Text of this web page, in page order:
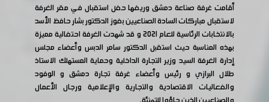
أقامت غرفة صناعة دمشق وريفها حفل استقبال في مقر الغرفة
لاستقبال مباركات السادة الصناعيين بفوز الدكتور بشار حافظ الأسد
بالانتخابات الرئاسية للعام 2021 و قد شهدت الغرفة احتفالية مميزة
بهذه المناسبة حيث استقبل الدكتور سامر الدبس وأعضاء مجلس
إدارة الغرفة السيد وزير التجارة الداخلية وحماية المستهلك الاستاذ
طلال البرازي و رئيس وأعضاء غرفة تجارة دمشق و الوفود
والفعاليات الاقتصادية والتجارية والإعلامية ورجال الأعمال